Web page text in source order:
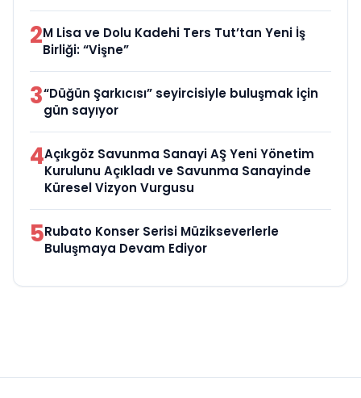
2M Lisa ve Dolu Kadehi Ters Tut’tan Yeni İş
Birliği: “Vişne”
3“Düğün Şarkıcısı” seyircisiyle buluşmak için
gün sayıyor
4Açıkgöz Savunma Sanayi AŞ Yeni Yönetim
Kurulunu Açıkladı ve Savunma Sanayinde
Küresel Vizyon Vurgusu
5Rubato Konser Serisi Müzikseverlerle
Buluşmaya Devam Ediyor